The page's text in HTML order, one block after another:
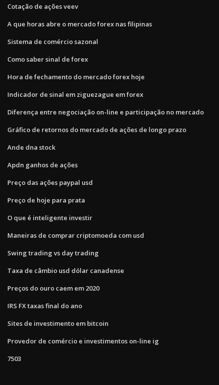
Cotação de ações veev
A que horas abre o mercado forex nas filipinas
Sistema de comércio sazonal
Como saber sinal de forex
Hora de fechamento do mercado forex hoje
Indicador de sinal em ziguezague em forex
Diferença entre negociação on-line e participação no mercado
Gráfico de retornos do mercado de ações de longo prazo
Ande dna stock
Apdn ganhos de ações
Preço das ações paypal usd
Preço de hoje para prata
O que é inteligente investir
Maneiras de comprar criptomoeda com usd
Swing trading vs day trading
Taxa de câmbio usd dólar canadense
Preços do ouro caem em 2020
IRS FX taxas final do ano
Sites de investimento em bitcoin
Provedor de comércio e investimentos on-line ig
7503